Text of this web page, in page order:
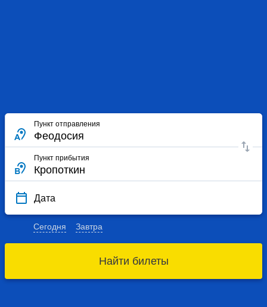
Пункт отправления
Пункт прибытия
Дата
Сегодня Завтра
Найти билеты